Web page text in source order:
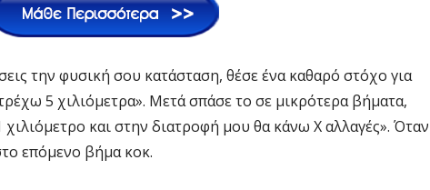
την φυσική σου κατάσταση, θέσε ένα καθαρό στόχο για
5 χιλιόμετρα». Μετά σπάσε το σε μικρότερα βήματα,
και στην διατροφή μου θα κάνω Χ αλλαγές». Όταν
επόμενο βήμα κοκ.